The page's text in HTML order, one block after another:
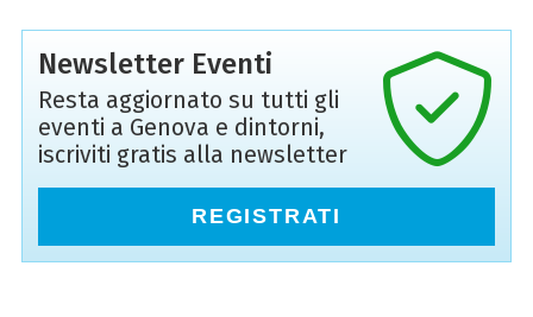
Newsletter Eventi
Resta aggiornato su tutti gli
eventi a Genova e dintorni,
iscriviti gratis alla newsletter
REGISTRATI